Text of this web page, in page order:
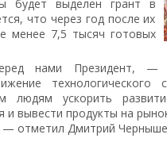
будет выделен грант в
что через год после их
менее 7,5 тысяч готовых
нами Президент, —
технологического
людям ускорить
вывести продукты на
— отметил Дмитрий